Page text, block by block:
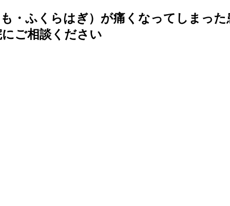
・ふくらはぎ）が痛くなってしまっ
ご相談ください